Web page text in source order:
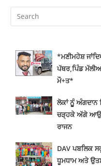
*ਮਣੀਮਹੇਸ਼
ਪੱਥਰ,ਪਿੰਡ
ਮੌ+ਤ*
ਲੋਕਾਂ ਨੂੂੰ ਅੰਗਦਾਨ
ਚੜ੍ਹਕੇ ਅੱਗੇ
ਰਾਜਨ
DAV ਪਬਲਿਕ
ਧੂਮਧਾਮ ਅਤੇ